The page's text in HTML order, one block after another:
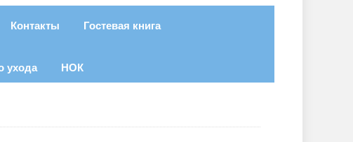
Контакты Гостевая книга
ухода НОК